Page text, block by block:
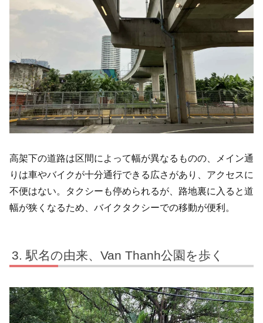
高架下の道路は区間によって幅が異なるものの、メイン通
りは車やバイクが十分通行できる広さがあり、アクセスに
不便はない。タクシーも停められるが、路地裏に入ると道
幅が狭くなるため、バイクタクシーでの移動が便利。
駅名の由来、Van Thanh公園を歩く